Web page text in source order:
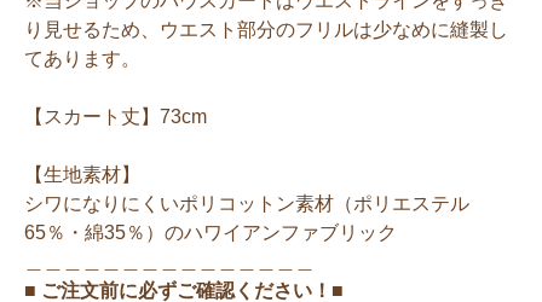
り見せるため、ウエスト部分のフリルは少なめに縫製し
てあります。
【スカート丈】73cm
【生地素材】
シワになりにくいポリコットン素材（ポリエステル
65％・綿35％）のハワイアンファブリック
■ ご注文前に必ずご確認ください！■